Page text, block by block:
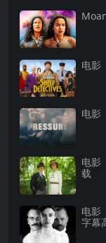
电影
电影
电影
载
电影
字幕